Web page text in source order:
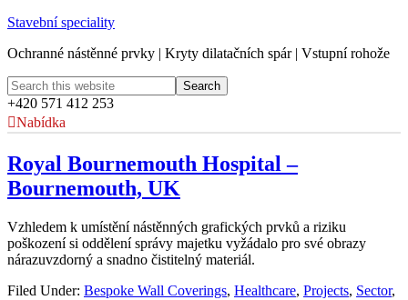
Stavební speciality
Ochranné nástěnné prvky | Kryty dilatačních spár | Vstupní rohože
+420 571 412 253
Nabídka
Royal Bournemouth Hospital –
Bournemouth, UK
Vzhledem k umístění nástěnných grafických prvků a riziku
poškození si oddělení správy majetku vyžádalo pro své obrazy
nárazuvzdorný a snadno čistitelný materiál.
Filed Under: Bespoke Wall Coverings, Healthcare, Projects, Sector,